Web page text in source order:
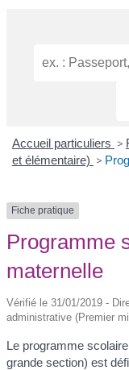
Accueil particuliers >
et élémentaire) >
Fiche pratique
Programme
maternelle
Vérifié le 31/01/2019 -
administrative (Premier
Le programme
grande section) est